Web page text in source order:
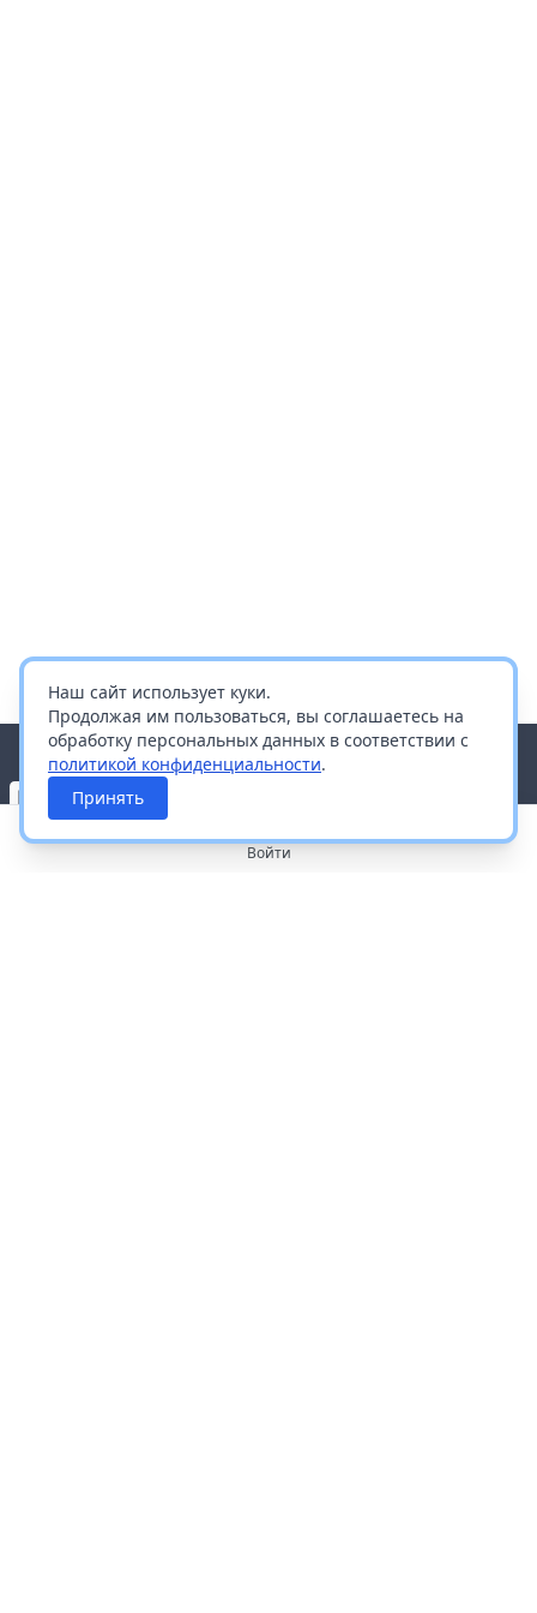
Наш сайт использует куки.
Продолжая им пользоваться, вы соглашаетесь на
обработку персональных данных в соответствии с
политикой конфиденциальности.
Принять
Войти